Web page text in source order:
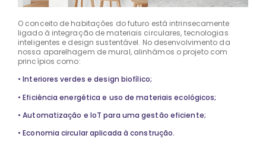
O conceito de habitações do futuro está intrinsecamente
ligado à integração de materiais circulares, tecnologias
inteligentes e design sustentável. No desenvolvimento da
nossa aparelhagem de mural, alinhámos o projeto com
princípios como:
• Interiores verdes e design biofílico;
• Eficiência energética e uso de materiais ecológicos;
• Automatização e IoT para uma gestão eficiente;
• Economia circular aplicada à construção.